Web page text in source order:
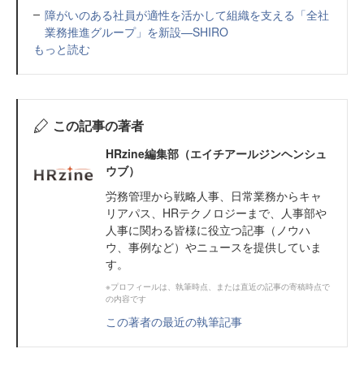
障がいのある社員が適性を活かして組織を支える「全社
業務推進グループ」を新設—SHIRO
もっと読む
この記事の著者
HRzine編集部（エイチアールジンヘンシュ
ウブ）
労務管理から戦略人事、日常業務からキャ
リアパス、HRテクノロジーまで、人事部や
人事に関わる皆様に役立つ記事（ノウハ
ウ、事例など）やニュースを提供していま
す。
※プロフィールは、執筆時点、または直近の記事の寄稿時点で
の内容です
この著者の最近の執筆記事